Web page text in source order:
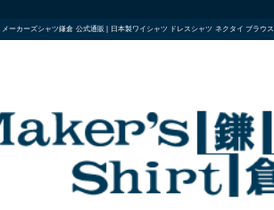
| メーカーズシャツ鎌倉 公式通販 | 日本製ワイシャツ ドレスシャツ ネクタイ ブラウス